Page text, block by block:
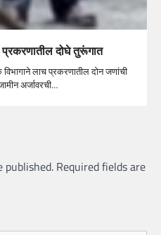
दोघे तुरूंगात
लाच प्रकरणातील दोन जणांची
अर्जावरची…
published. Required fields are